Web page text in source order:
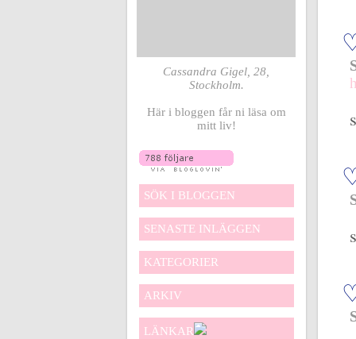
Cassandra Gigel, 28,
Stockholm.
Här i bloggen får ni läsa om
mitt liv!
SÖK I BLOGGEN
SENASTE INLÄGGEN
KATEGORIER
ARKIV
LÄNKAR